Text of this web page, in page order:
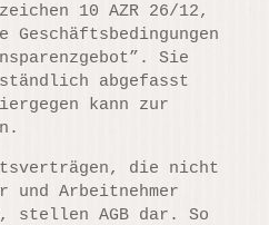
10 AZR 26/12,
Geschäftsbedingungen
Sie
abgefasst
kann zur
die nicht
und Arbeitnehmer
stellen AGB dar. So